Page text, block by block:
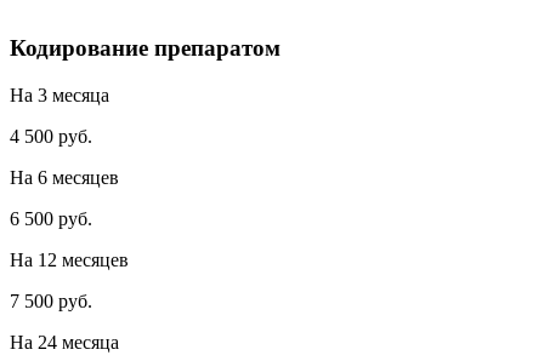
Кодирование препаратом
На 3 месяца
4 500 руб.
На 6 месяцев
6 500 руб.
На 12 месяцев
7 500 руб.
На 24 месяца